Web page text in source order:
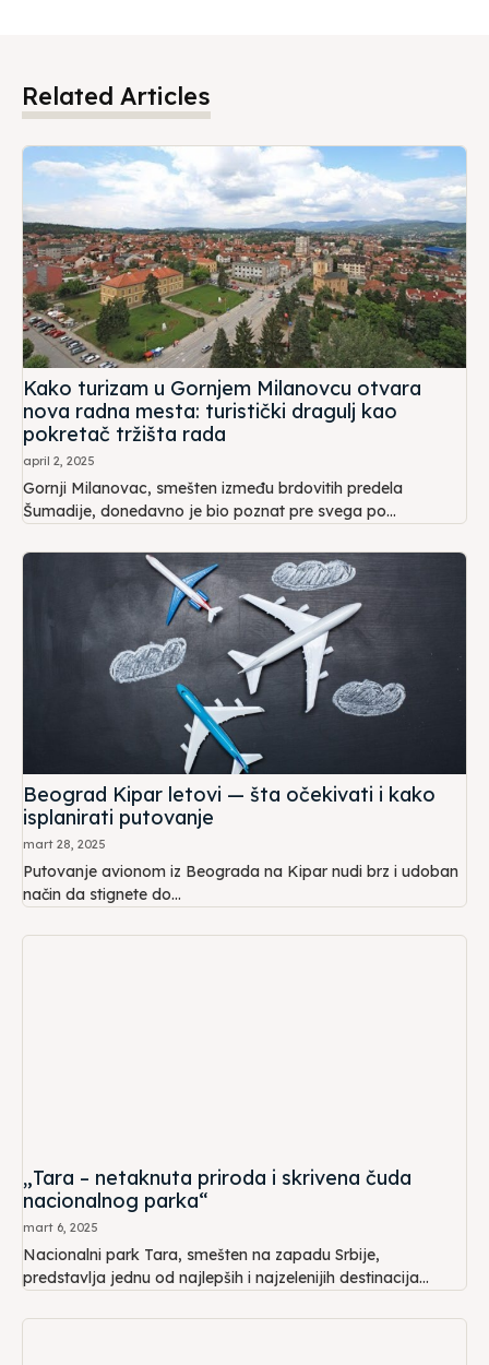
Related Articles
Kako turizam u Gornjem Milanovcu otvara
nova radna mesta: turistički dragulj kao
pokretač tržišta rada
april 2, 2025
Gornji Milanovac, smešten između brdovitih predela
Šumadije, donedavno je bio poznat pre svega po...
Beograd Kipar letovi — šta očekivati i kako
isplanirati putovanje
mart 28, 2025
Putovanje avionom iz Beograda na Kipar nudi brz i udoban
način da stignete do...
„Tara – netaknuta priroda i skrivena čuda
nacionalnog parka“
mart 6, 2025
Nacionalni park Tara, smešten na zapadu Srbije,
predstavlja jednu od najlepših i najzelenijih destinacija...